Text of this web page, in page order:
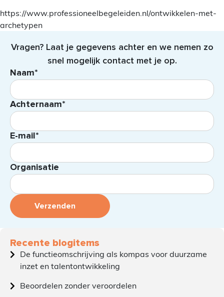
https://www.professioneelbegeleiden.nl/ontwikkelen-met-
archetypen
Vragen? Laat je gegevens achter en we nemen zo
snel mogelijk contact met je op.
Naam*
Achternaam*
E-mail*
Organisatie
Verzenden
Recente blogitems
De functieomschrijving als kompas voor duurzame
inzet en talentontwikkeling
Beoordelen zonder veroordelen